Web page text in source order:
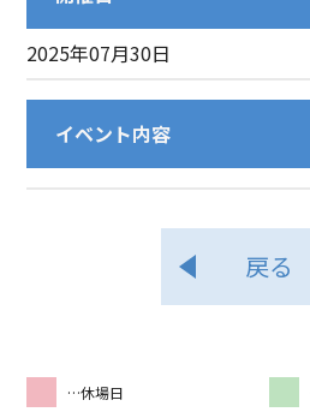
2025年07月30日
イベント内容
戻る
…休場日